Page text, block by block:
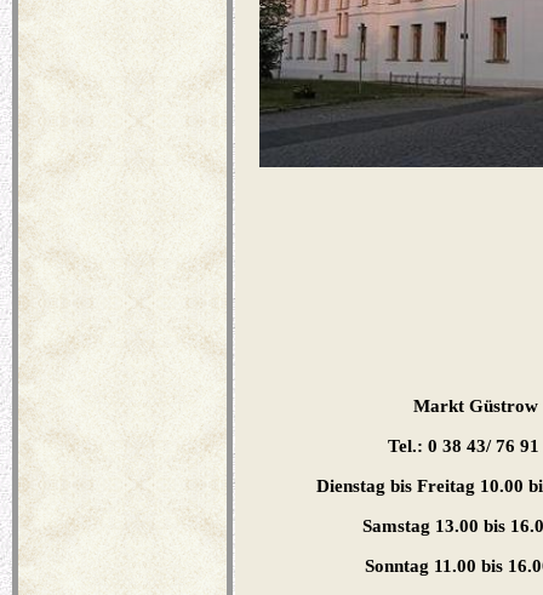
Markt Güstrow
Tel.: 0 38 43/ 76 91
Dienstag bis Freitag 10.00
Samstag 13.00 bis
Sonntag 11.00 bis